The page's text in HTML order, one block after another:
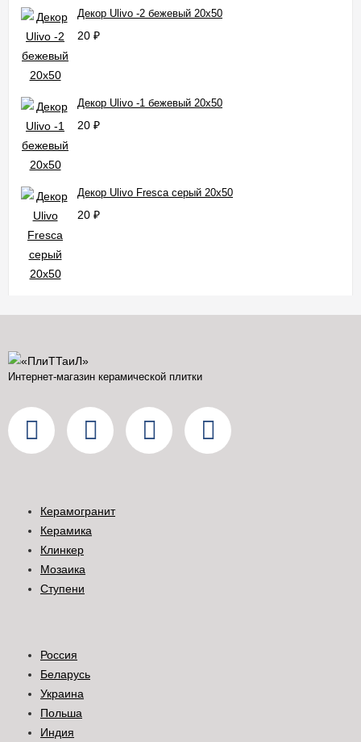
Декор Ulivo -2 бежевый 20x50
20 ₽
Декор Ulivo -1 бежевый 20x50
20 ₽
Декор Ulivo Fresca серый 20x50
20 ₽
Интернет-магазин керамической плитки
Керамогранит
Керамика
Клинкер
Мозаика
Ступени
Россия
Беларусь
Украина
Польша
Индия